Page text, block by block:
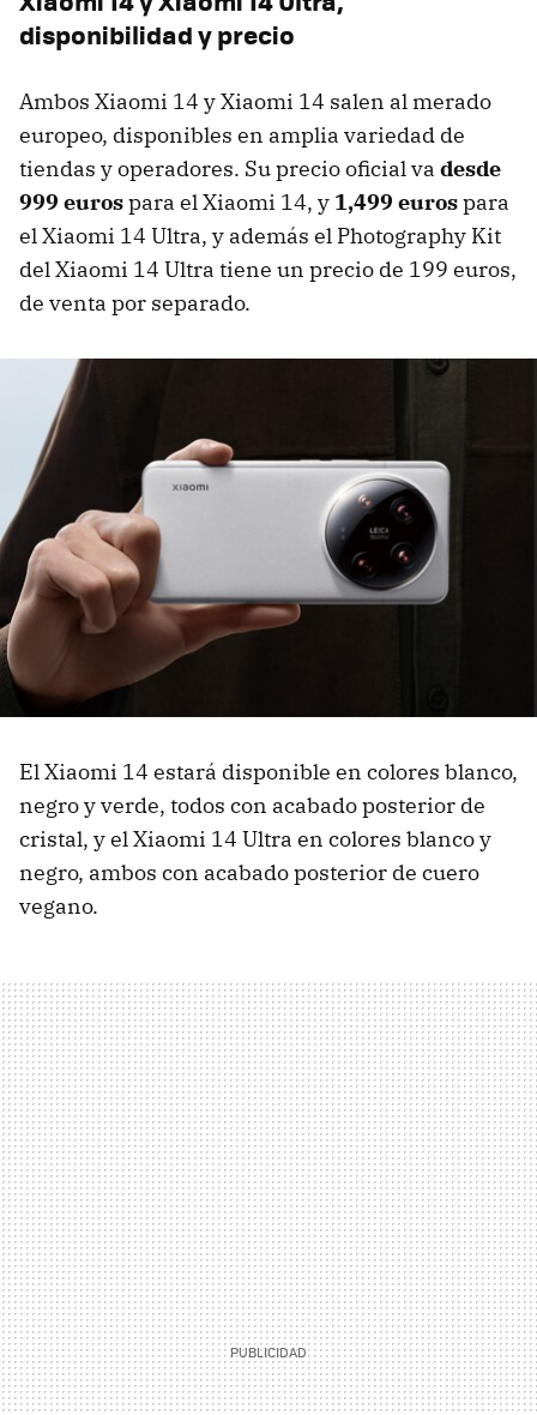
disponibilidad y precio
Ambos Xiaomi 14 y Xiaomi 14 salen al merado
europeo, disponibles en amplia variedad de
tiendas y operadores. Su precio oficial va desde
999 eurospara el Xiaomi 14, y 1,499 eurospara
el Xiaomi 14 Ultra, y además el Photography Kit
del Xiaomi 14 Ultra tiene un precio de 199 euros,
de venta por separado.
El Xiaomi 14 estará disponible en colores blanco,
negro y verde, todos con acabado posterior de
cristal, y el Xiaomi 14 Ultra en colores blanco y
negro, ambos con acabado posterior de cuero
vegano.